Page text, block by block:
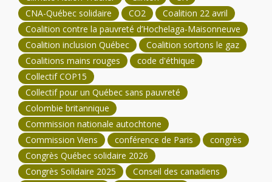
CNA-Québec solidaire
CO2
Coalition 22 avril
Coalition contre la pauvreté d’Hochelaga-Maisonneuve
Coalition inclusion Québec
Coalition sortons le gaz
Coalitions mains rouges
code d'éthique
Collectif COP15
Collectif pour un Québec sans pauvreté
Colombie britannique
Commission nationale autochtone
Commission Viens
conférence de Paris
congrès
Congrès Québec solidaire 2026
Congrès Solidaire 2025
Conseil des canadiens